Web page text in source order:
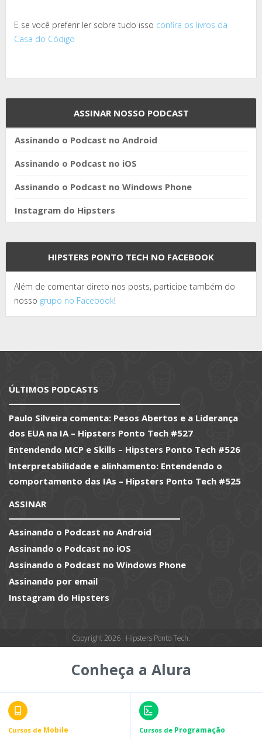
E se você preferir ler sobre tudo isso confira os livros da
Casa do Código
ASSINAR NOSSO PODCAST
Assinando o Podcast no Android
Assinando o Podcast no iOS
Assinando o Podcast no Windows Phone
Instagram do Hipsters
HIPSTERS PONTO TECH NO FACEBOOK
Além de comentar direto nos posts, participe também do
nosso grupo no Facebook!
ÚLTIMOS PODCASTS
Paulo Silveira comenta: Pesos Abertos e a Liderança
dos EUA na IA – Hipsters Ponto Tech #527
Entendendo MCP e Skills – Hipsters Ponto Tech #526
Interpretabilidade e alinhamento: Entendendo o
comportamento das IAs – Hipsters Ponto Tech #525
ASSINAR
Assinando o Podcast no Android
Assinando o Podcast no iOS
Assinando o Podcast no Windows Phone
Assinando por email
Instagram do Hipsters
Copyright 2026 · Hipsters Ponto Tech.
Conheça a Alura
Cursos de Mobile Cursos de Programação